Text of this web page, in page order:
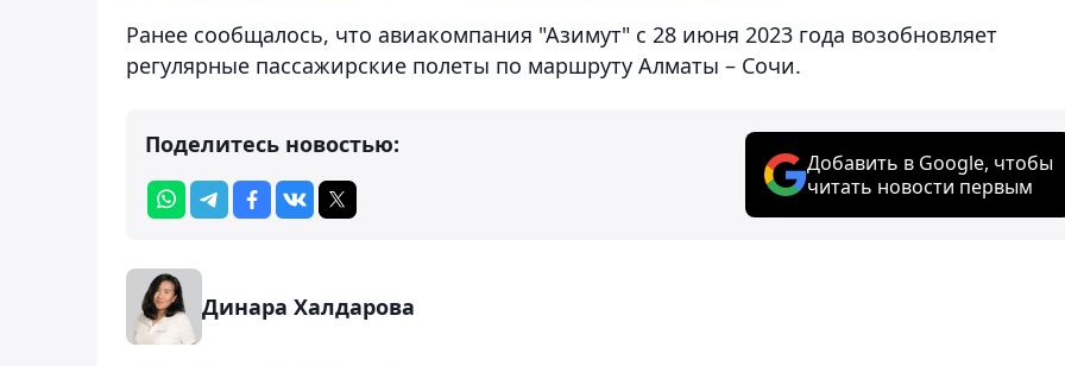
Ранее сообщалось, что авиакомпания "Азимут" с 28 июня 2023 года возобновляет
регулярные пассажирские полеты по маршруту Алматы – Сочи.
Поделитесь новостью:
Добавить в Google, чтобы
читать новости первым
Динара Халдарова